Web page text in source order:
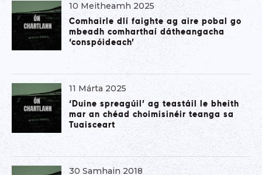
10 Meitheamh 2025
Comhairle dlí faighte ag aire pobal go
mbeadh comharthaí dátheangacha
‘conspóideach’
11 Márta 2025
‘Duine spreagúil’ ag teastáil le bheith
mar an chéad choimisinéir teanga sa
Tuaisceart
30 Samhain 2018